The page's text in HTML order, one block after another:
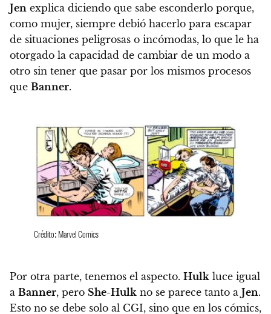
Jen explica diciendo que sabe esconderlo porque,
como mujer, siempre debió hacerlo para escapar
de situaciones peligrosas o incómodas, lo que le ha
otorgado la capacidad de cambiar de un modo a
otro sin tener que pasar por los mismos procesos
que Banner.
Crédito: Marvel Comics
Por otra parte, tenemos el aspecto. Hulk luce igual
a Banner, pero She-Hulk no se parece tanto a Jen.
Esto no se debe solo al CGI, sino que en los cómics,